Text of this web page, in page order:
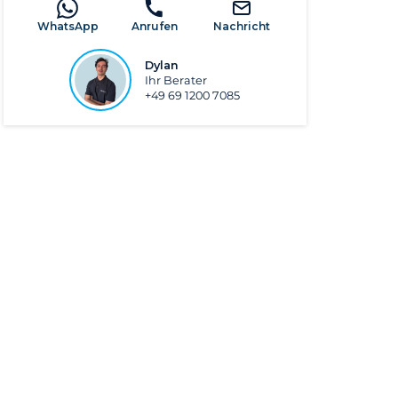
WhatsApp Anrufen Nachricht
Dylan
Ihr Berater
+49 69 1200 7085